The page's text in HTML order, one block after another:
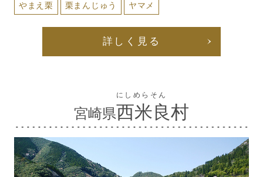
やまえ栗 栗まんじゅう ヤマメ
詳しく見る
宮崎県
にしめらそん
西米良村